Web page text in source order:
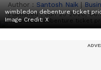
Author : Santosh Naik |
Published :Jun 25 2026,
wimbledon debenture ticket
Image Credit:X